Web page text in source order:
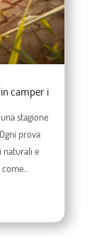
camper i
stagione
prova
naturali e